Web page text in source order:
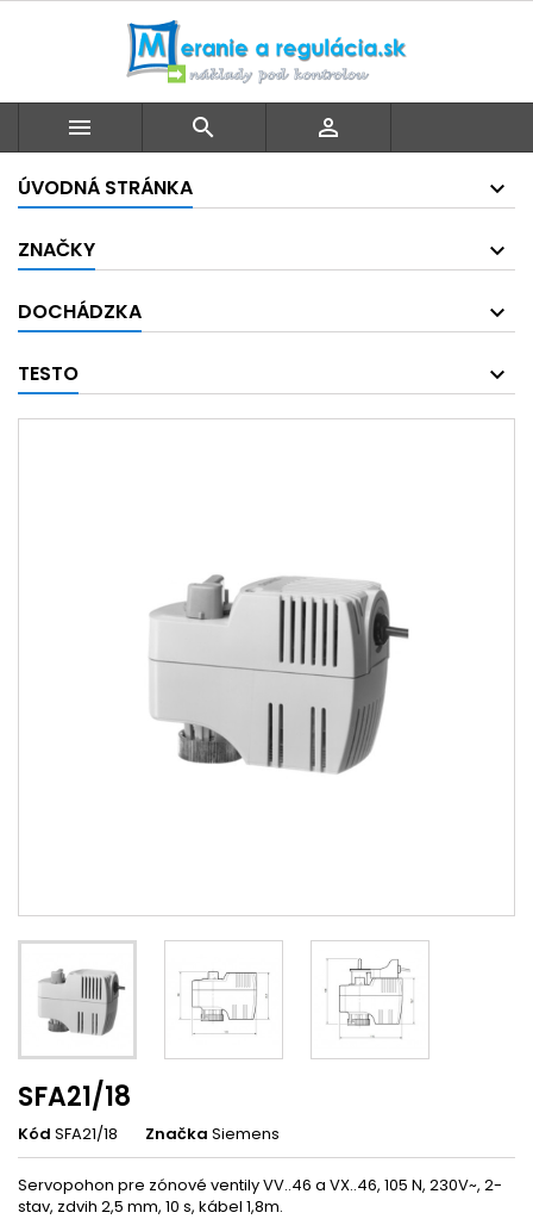
  
ÚVODNÁ STRÁNKA
ZNAČKY
DOCHÁDZKA
TESTO
SFA21/18
Kód SFA21/18 Značka Siemens
Servopohon pre zónové ventily VV..46 a VX..46, 105 N, 230V~, 2-
stav, zdvih 2,5 mm, 10 s, kábel 1,8m.